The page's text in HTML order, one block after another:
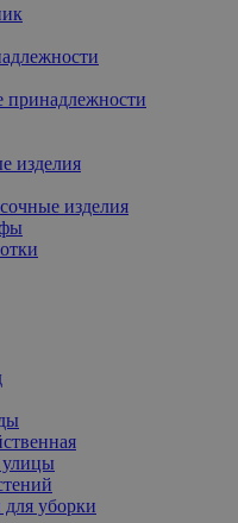
принадлежности
изделия
изделия
уборки